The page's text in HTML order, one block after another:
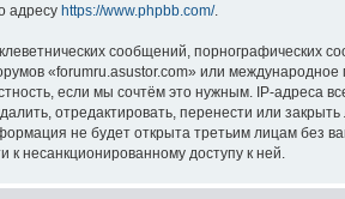
адресу https://www.phpbb.com/.
сообщений,
«forumru.asustor.com» или
если мы сочтём это нужным. IP-адреса
отредактировать, перенести или
не будет открыта третьим лицам
к несанкционированному доступу к ней.